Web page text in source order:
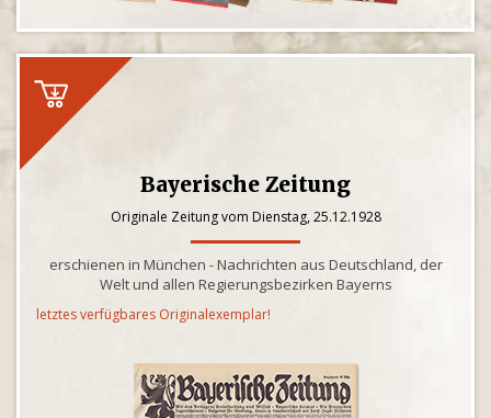
Bayerische Zeitung
Originale Zeitung vom Dienstag, 25.12.1928
erschienen in München - Nachrichten aus Deutschland, der
Welt und allen Regierungsbezirken Bayerns
letztes verfügbares Originalexemplar!